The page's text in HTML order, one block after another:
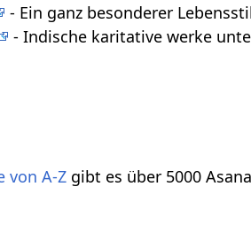
- Ein ganz besonderer
- Indische karitative werke
von A-Z gibt es über 5000